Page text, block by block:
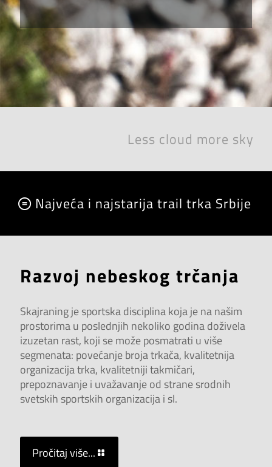
Less cloud more sky
Najveća i najstarija trail trka Srbije
Razvoj nebeskog trčanja
Skajraning je sportska disciplina koja je na našim
prostorima u poslednjih nekoliko godina doživela
izuzetan rast, koji se može posmatrati u više
segmenata: povećanje broja trkača, kvalitetnija
organizacija trka, kvalitetniji takmičari,
prepoznavanje i uvažavanje od strane srodnih
svetskih sportskih organizacija i sl.
Pročitaj više...